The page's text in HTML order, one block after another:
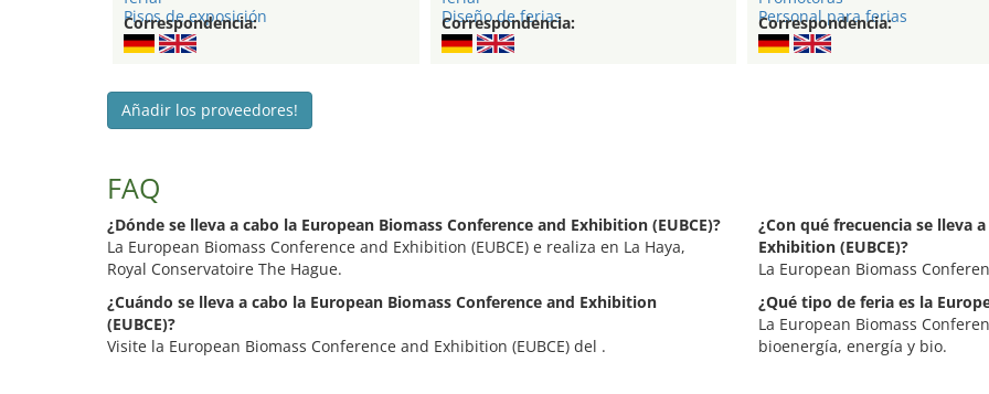
Pisos de exposición
Correspondencia:
Diseño de ferias
Correspondencia:
Personal para ferias
Correspondencia:
Añadir los proveedores!
FAQ
¿Dónde se lleva a cabo la European Biomass Conference and Exhibition (EUBCE)?
La European Biomass Conference and Exhibition (EUBCE) e realiza en La Haya,
Royal Conservatoire The Hague.
¿Cuándo se lleva a cabo la European Biomass Conference and Exhibition
(EUBCE)?
Visite la European Biomass Conference and Exhibition (EUBCE) del .
¿Con qué frecuencia se lleva
Exhibition (EUBCE)?
La European Biomass
¿Qué tipo de feria es la
La European Biomass
bioenergía, energía y bio.